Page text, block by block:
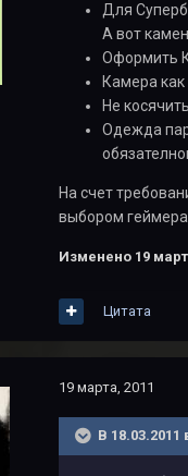
Для
А вот
Оформить
Камера
Не
Одежда
На счет
выбором
Изменено 19
Цитата
19 марта, 2011
В 18.03.2011